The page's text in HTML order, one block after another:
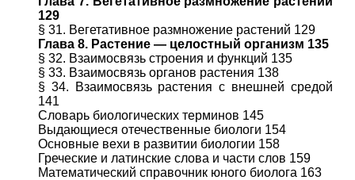
129
§ 31. Вегетативное размножение растений 129
Глава 8. Растение — целостный организм 135
§ 32. Взаимосвязь строения и функций 135
§ 33. Взаимосвязь органов растения 138
§ 34. Взаимосвязь растения с внешней средой
141
Словарь биологических терминов 145
Выдающиеся отечественные биологи 154
Основные вехи в развитии биологии 158
Греческие и латинские слова и части слов 159
Математический справочник юного биолога 163